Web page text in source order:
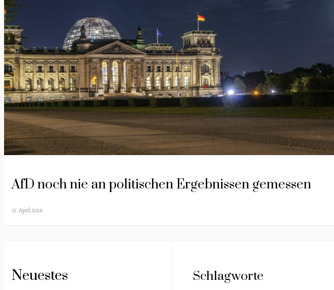
AfD noch nie an politischen Ergebnissen gemessen
15. April 2026
Neuestes Schlagworte